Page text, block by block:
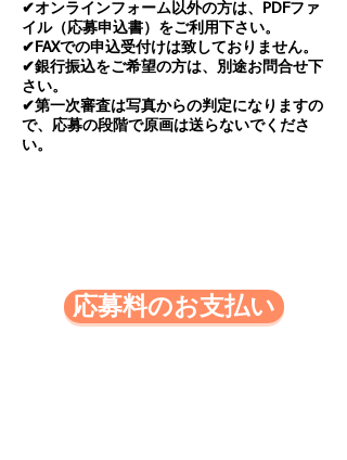
✔オンラインフォーム以外の方は、PDFファ
イル（応募申込書）をご利用下さい。
✔FAXでの申込受付けは致しておりません。
✔銀行振込をご希望の方は、別途お問合せ下
さい。
✔第一次審査は写真からの判定になりますの
で、応募の段階で原画は送らないでくださ
い。
応募料のお支払い